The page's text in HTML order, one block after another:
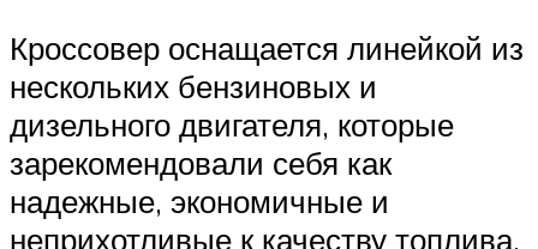
Кроссовер оснащается линейкой из
нескольких бензиновых и
дизельного двигателя, которые
зарекомендовали себя как
надежные, экономичные и
неприхотливые к качеству топлива.